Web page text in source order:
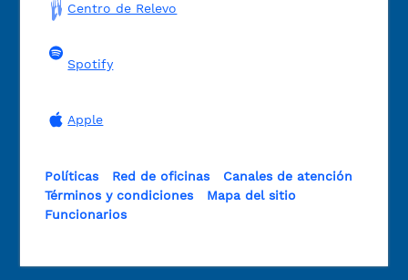
Centro de Relevo
Spotify
Apple
Políticas Red de oficinas
Canales de atención
Términos y condiciones
Mapa del sitio
Funcionarios